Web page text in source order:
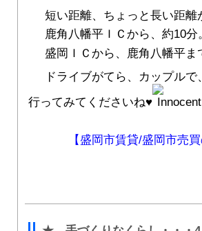
短い距離、ちょっと長い距離
鹿角八幡平ＩＣから、約10分。
盛岡ＩＣから、鹿角八幡平ま
ドライブがてら、カップルで
行ってみてくださいね♥
【盛岡市賃貸/盛岡市売